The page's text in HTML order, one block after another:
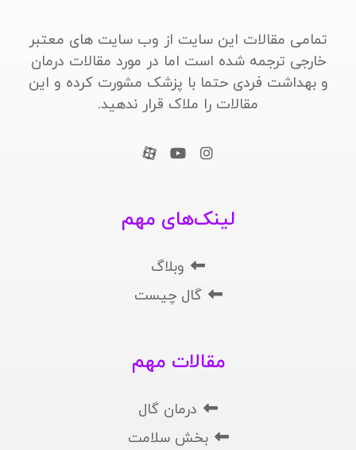
تمامی مقالات این سایت از وب سایت های معتبر
خارجی ترجمه شده است اما در مورد مقالات درمان
و بهداشت فردی حتما با پزشک مشورت کرده و این
مقالات را ملاک قرار ندهید.
لینک‌های مهم
وبلاگ
گال چیست
مقالات مهم
درمان گال
بخش سلامت